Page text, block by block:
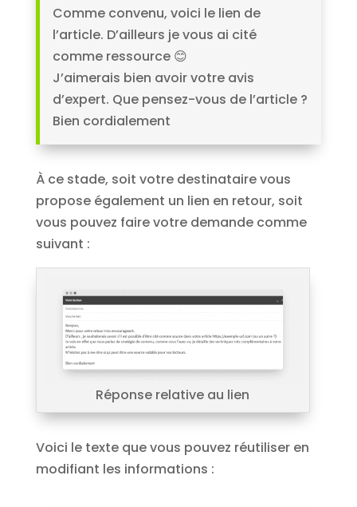
Comme convenu, voici le lien de
l’article. D’ailleurs je vous ai cité
comme ressource 😊
J’aimerais bien avoir votre avis
d’expert. Que pensez-vous de l’article ?
Bien cordialement
À ce stade, soit votre destinataire vous
propose également un lien en retour, soit
vous pouvez faire votre demande comme
suivant :
Réponse relative au lien
Voici le texte que vous pouvez réutiliser en
modifiant les informations :